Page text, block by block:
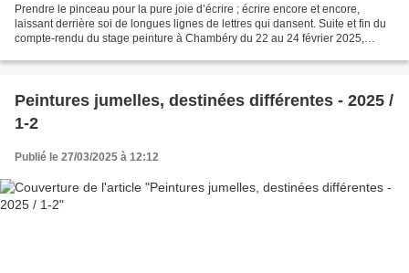
Prendre le pinceau pour la pure joie d’écrire ; écrire encore et encore,
laissant derrière soi de longues lignes de lettres qui dansent. Suite et fin du
compte-rendu du stage peinture à Chambéry du 22 au 24 février 2025,
Peintures jumelles, destinées différentes - 2025 /
1-2
Publié le 27/03/2025 à 12:12